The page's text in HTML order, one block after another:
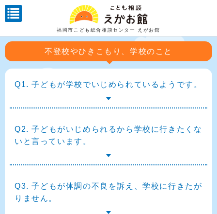
福岡市こども総合相談センター えがお館
不登校やひきこもり、学校のこと
Q1. 子どもが学校でいじめられているようです。
Q2. 子どもがいじめられるから学校に行きたくな
いと言っています。
Q3. 子どもが体調の不良を訴え、学校に行きたが
りません。